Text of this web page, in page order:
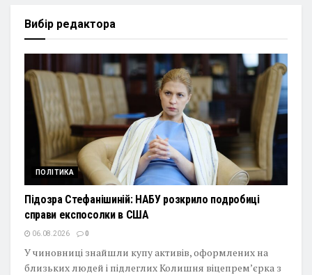
Вибір редактора
ПОЛІТИКА
Підозра Стефанішиній: НАБУ розкрило подробиці
справи експосолки в США
06.08.2026 0
У чиновниці знайшли купу активів, оформлених на
близьких людей і підлеглих Колишня віцепремʼєрка з